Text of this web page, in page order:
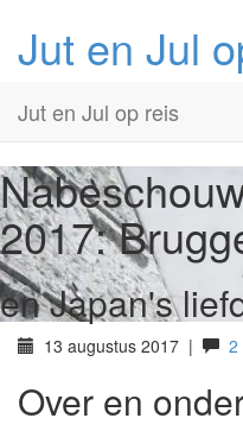
Jut en Jul
Primary
Menu
content
Jut en Jul op reis
2017:
en Japan's
13 augustus 2017 | 2
Over en